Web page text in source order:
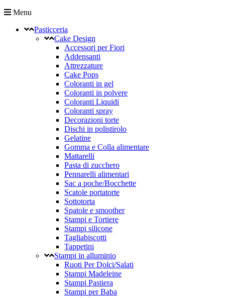
Menu
Pasticceria
Cake Design
Accessori per Fiori
Addensanti
Attrezzature
Cake Pops
Coloranti in gel
Coloranti in polvere
Coloranti Liquidi
Coloranti spray
Decorazioni torte
Dischi in polistirolo
Gelatine
Gomma e Colla alimentare
Mattarelli
Pasta di zucchero
Pennarelli alimentari
Sac a poche/Bocchette
Scatole portatorte
Sottotorta
Spatole e smoother
Stampi e Tortiere
Stampi silicone
Tagliabiscotti
Tappetini
Stampi in alluminio
Ruoti Per Dolci/Salati
Stampi Madeleine
Stampi Pastiera
Stampi per Baba